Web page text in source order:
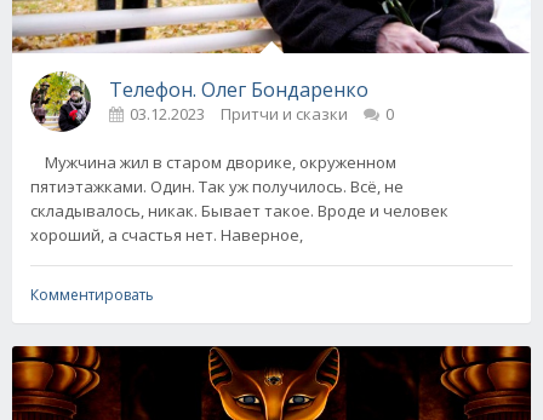
Телефон. Олег Бондаренко
03.12.2023 Притчи и сказки 0
Мужчина жил в старом дворике, окруженном
пятиэтажками. Один. Так уж получилось. Всё, не
складывалось, никак. Бывает такое. Вроде и человек
хороший, а счастья нет. Наверное,
Комментировать